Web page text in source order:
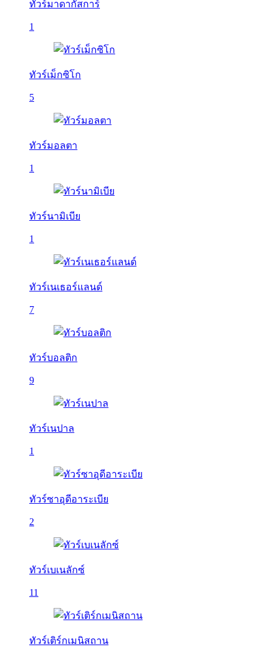
ทัวร์มาดากัสการ์
1
ทัวร์เม็กซิโก
5
ทัวร์มอลตา
1
ทัวร์นามิเบีย
1
ทัวร์เนเธอร์แลนด์
7
ทัวร์บอลติก
9
ทัวร์เนปาล
1
ทัวร์ซาอุดีอาระเบีย
2
ทัวร์เบเนลักซ์
11
ทัวร์เติร์กเมนิสถาน